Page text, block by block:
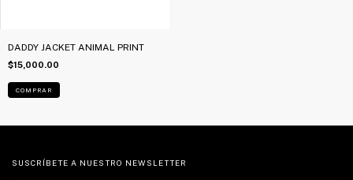
DADDY JACKET ANIMAL PRINT
$15,000.00
COMPRAR
SUSCRÍBETE A NUESTRO NEWSLETTER